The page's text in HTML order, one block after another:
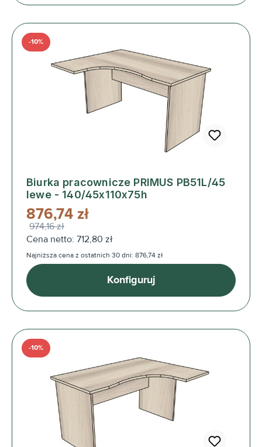
Biurka pracownicze PRIMUS PB51L/45
lewe - 140/45x110x75h
-10%
876,74 zł
974,16 zł
Cena netto: 712,80 zł
Najniższa cena z ostatnich 30 dni: 876,74 zł
Konfiguruj
-10%